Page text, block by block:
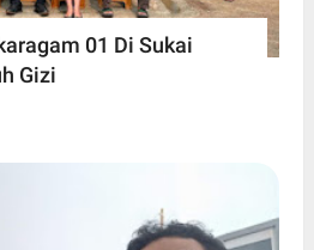
01 Di Sukai
Gizi